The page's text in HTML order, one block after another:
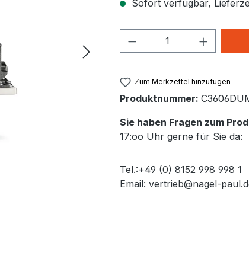
Sofort verfügbar,
Produkt Anzahl:
Zum Merkzettel hinzufügen
Produktnummer:
Sie haben Fragen zum
17:oo Uhr gerne für Sie da:
Tel.:+49 (0) 8152 998 998 1
Email: vertrieb@nagel-